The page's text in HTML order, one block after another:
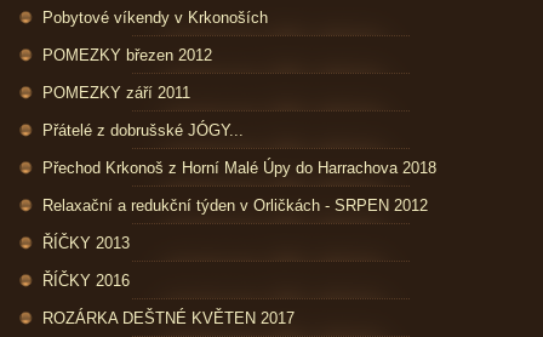
Pobytové víkendy v Krkonoších
POMEZKY březen 2012
POMEZKY září 2011
Přátelé z dobrušské JÓGY...
Přechod Krkonoš z Horní Malé Úpy do Harrachova 2018
Relaxační a redukční týden v Orličkách - SRPEN 2012
ŘÍČKY 2013
ŘÍČKY 2016
ROZÁRKA DEŠTNÉ KVĚTEN 2017